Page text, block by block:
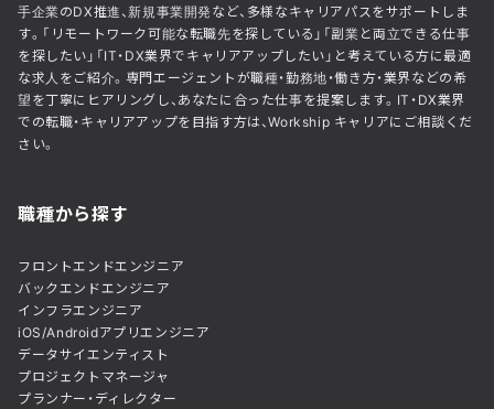
手企業のDX推進、新規事業開発など、多様なキャリアパスをサポートしま
す。「リモートワーク可能な転職先を探している」「副業と両立できる仕事
を探したい」「IT・DX業界でキャリアアップしたい」と考えている方に最適
な求人をご紹介。専門エージェントが職種・勤務地・働き方・業界などの希
望を丁寧にヒアリングし、あなたに合った仕事を提案します。IT・DX業界
での転職・キャリアアップを目指す方は、Workship キャリアにご相談くだ
さい。
職種から探す
フロントエンドエンジニア
バックエンドエンジニア
インフラエンジニア
iOS/Androidアプリエンジニア
データサイエンティスト
プロジェクトマネージャ
プランナー・ディレクター